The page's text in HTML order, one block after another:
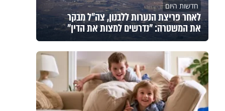
חדשות היום
לאחר פריצת הנערות ללבנון, צה״ל מבקר
את המשטרה: "נדרשים למצות את הדין"